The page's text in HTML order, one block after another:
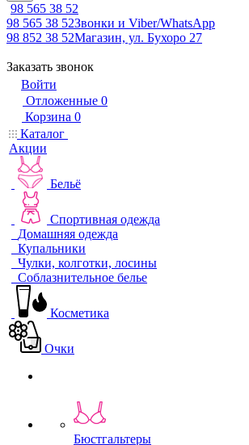
98 565 38 52
98 565 38 52Звонки и Viber/WhatsApp
98 852 38 52Магазин, ул. Бухоро 27
Заказать звонок
Войти
Отложенные 0
Корзина 0
Каталог
Акции
Бельё
Спортивная одежда
Домашняя одежда
Купальники
Чулки, колготки, лосины
Соблазнительное белье
Косметика
Очки
Бюстгальтеры